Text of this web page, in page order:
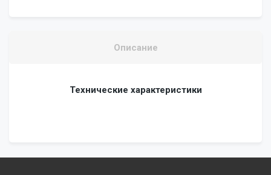
Описание
Технические характеристики